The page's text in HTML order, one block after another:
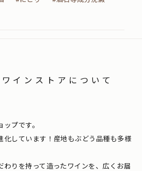
インストアについて
プです。
化しています！産地もぶどう品種も多様
わりを持って造ったワインを、広くお届